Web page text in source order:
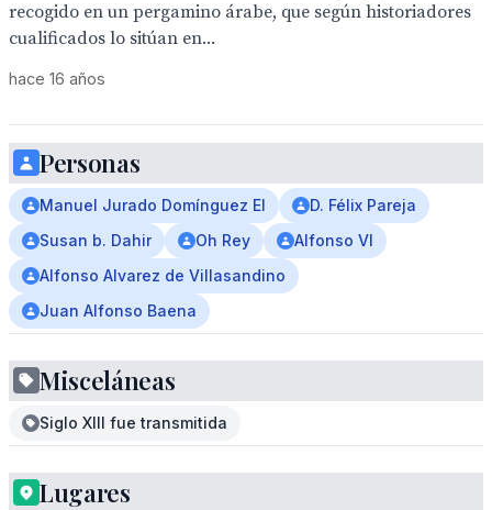
recogido en un pergamino árabe, que según historiadores
cualificados lo sitúan en...
hace 16 años
Personas
Manuel Jurado Domínguez El
D. Félix Pareja
Susan b. Dahir
Oh Rey
Alfonso VI
Alfonso Alvarez de Villasandino
Juan Alfonso Baena
Misceláneas
Siglo XIII fue transmitida
Lugares